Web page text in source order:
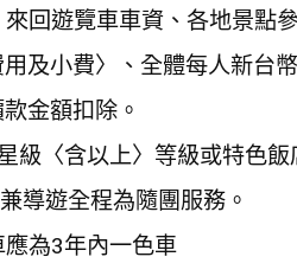
來回遊覽車車資、各地景點
及小費〉、全體每人新台
金額扣除。
級〈含以上〉等級或特色
導遊全程為隨團服務。
為3年內一色車